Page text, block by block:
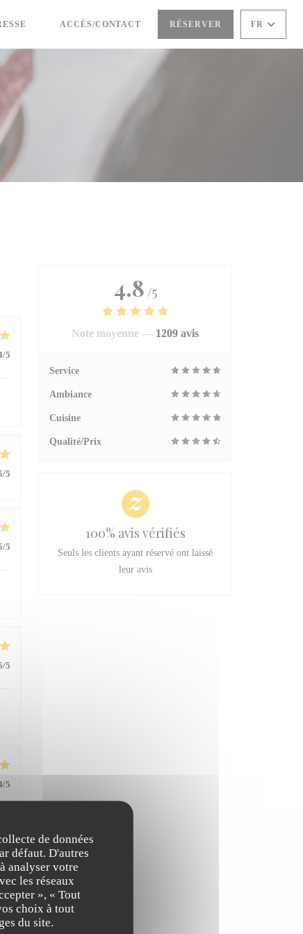
de données
défaut. D'autres
analyser votre
les réseaux
», « Tout
choix à tout
du site.
ACCÈS/CONTACT RÉSERVER FR
/5
/5
/5
/5
/5
4.8 /5
Note moyenne — 1209 avis
Service
Ambiance
Cuisine
Qualité/Prix
100% avis vérifiés
Seuls les clients ayant réservé ont laissé
leur avis